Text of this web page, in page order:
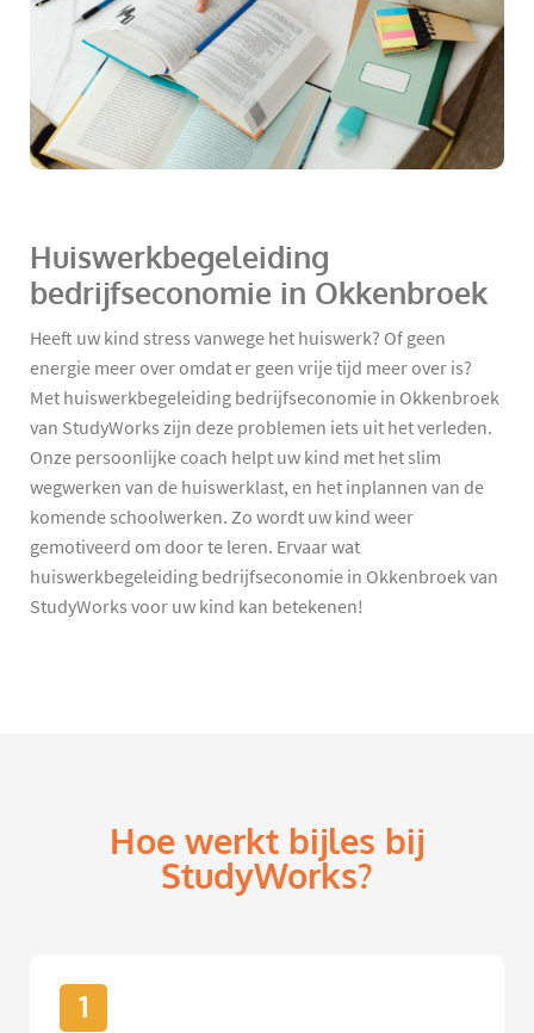
Huiswerkbegeleiding
bedrijfseconomie in Okkenbroek
Heeft uw kind stress vanwege het huiswerk? Of geen
energie meer over omdat er geen vrije tijd meer over is?
Met huiswerkbegeleiding bedrijfseconomie in Okkenbroek
van StudyWorks zijn deze problemen iets uit het verleden.
Onze persoonlijke coach helpt uw kind met het slim
wegwerken van de huiswerklast, en het inplannen van de
komende schoolwerken. Zo wordt uw kind weer
gemotiveerd om door te leren. Ervaar wat
huiswerkbegeleiding bedrijfseconomie in Okkenbroek van
StudyWorks voor uw kind kan betekenen!
Hoe werkt bijles bij
StudyWorks?
1